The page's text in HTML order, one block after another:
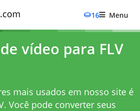
16 Menu
vídeo para FLV
mais usados ​​em nosso site é
Você pode converter seus